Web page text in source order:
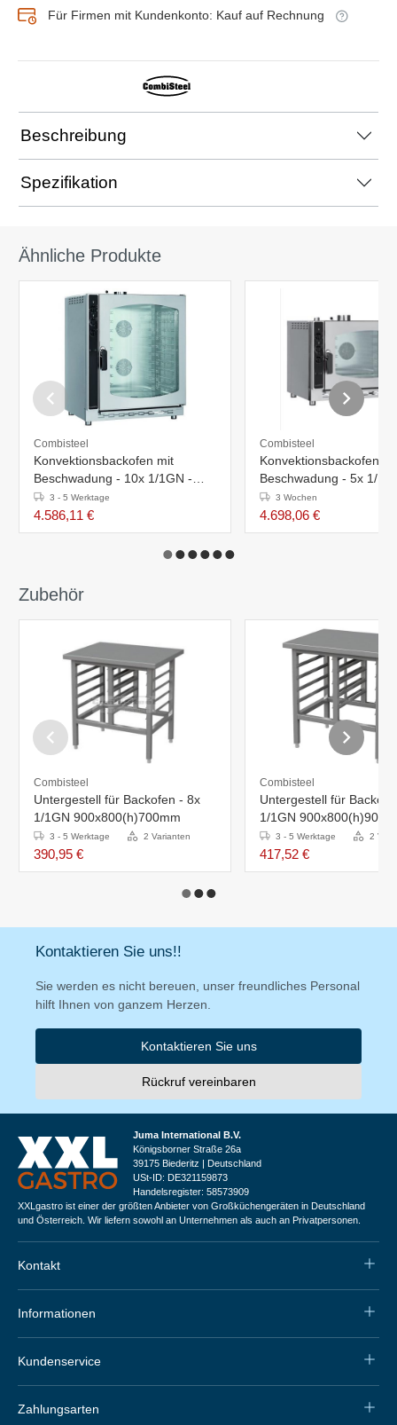
Für Firmen mit Kundenkonto: Kauf auf Rechnung
Beschreibung
Spezifikation
Ähnliche Produkte
Combisteel
Konvektionsbackofen mit
Beschwadung - 10x 1/1GN -
400V - 870x730x(h)980mm
3 - 5 Werktage
4.586,11 €
Combisteel
Konvektionsbackofen
Beschwadung - 5x 1/
- 870x770x(h)700mm
3 Wochen
4.698,06 €
Zubehör
Combisteel
Untergestell für Backofen - 8x
1/1GN 900x800(h)700mm
3 - 5 Werktage 2 Varianten
390,95 €
Combisteel
Untergestell für Backofen
1/1GN 900x800(h)900
3 - 5 Werktage 2
417,52 €
Kontaktieren Sie uns!!
Sie werden es nicht bereuen, unser freundliches Personal
hilft Ihnen von ganzem Herzen.
Kontaktieren Sie uns
Rückruf vereinbaren
Juma International B.V.
Königsborner Straße 26a
39175 Biederitz | Deutschland
USt-ID: DE321159873
Handelsregister: 58573909
XXLgastro ist einer der größten Anbieter von Großküchengeräten in Deutschland
und Österreich. Wir liefern sowohl an Unternehmen als auch an Privatpersonen.
Kontakt
Informationen
Kundenservice
Zahlungsarten